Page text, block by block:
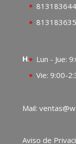
H.
Lun - Jue:
Vie: 9:00-
Mail:
Aviso de